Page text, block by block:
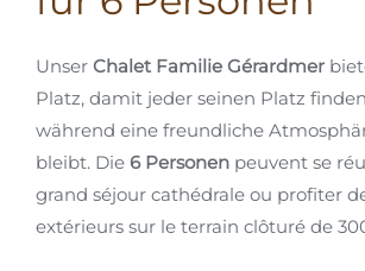
Unser Chalet Familie Gérardmer
Platz, damit jeder seinen Platz
während eine freundliche
bleibt. Die 6 Personen peuvent se
grand séjour cathédrale ou profiter
extérieurs sur le terrain clôturé de